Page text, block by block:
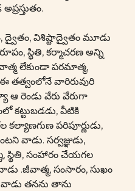
విశిష్టాద్వైతం మూడు
స్థితి, కర్మాచరణ అన్ని
లేకుండా పరమాత్మ,
తత్వంలోనే వారిరువురి
ఆ రెండు వేరు వేరుగా
వీటికి
పరిపూర్ణుడు,
వాడు. సర్వజ్ఞుడు,
స్థితి, సంహారం చేయగల
.జీవాత్మ, సంసారం, సుఖం
వాడు తనను తాను